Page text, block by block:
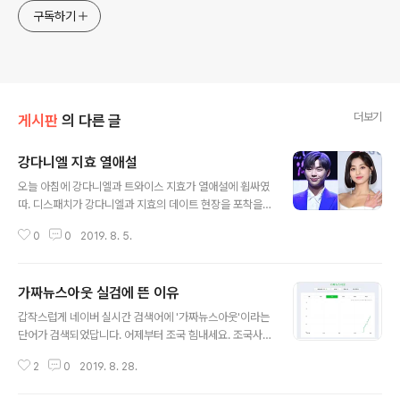
구독하기
게시판 의 다른 글 더보기
강다니엘 지효 열애설
오늘 아침에 강다니엘과 트와이스 지효가 열애설에 휩싸였
따. 디스패치가 강다니엘과 지효의 데이트 현장을 포착을
로 강다니엘의 집이였고 지효가 벤츠로 움직였다고 하네
0 0 2019. 8. 5.
가짜뉴스아웃 실검에 뜬 이유
갑작스럽게 네이버 실시간 검색어에 '가짜뉴스아웃'이라는
단어가 검색되었답니다. 어제부터 조국 힘내세요. 조국사
지하는 이들과 지지를 반대하는 이들의 조작이라는 사실이
2 0 2019. 8. 28.